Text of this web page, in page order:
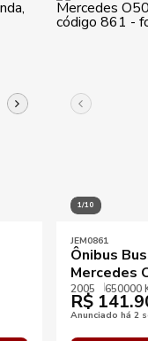
1/10
JEM0861
Ônibus
Mercedes
2005 650000
R$
Anunciado há 2